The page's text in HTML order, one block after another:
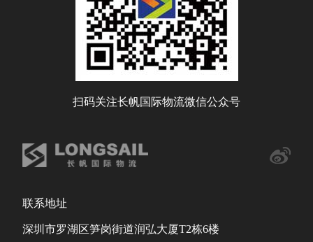
扫码关注长帆国际物流微信公众号
联系地址
深圳市罗湖区笋岗街道润弘大厦T2栋6楼